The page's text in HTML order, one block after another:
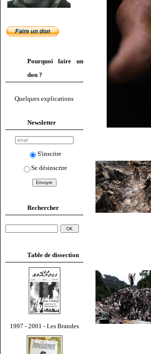
Pourquoi faire un
don ?
Quelques explications
Newsletter
S'inscrire
Se désinscrire
Rechercher
Table de dissection
1997 - 2001 - Les Brandes